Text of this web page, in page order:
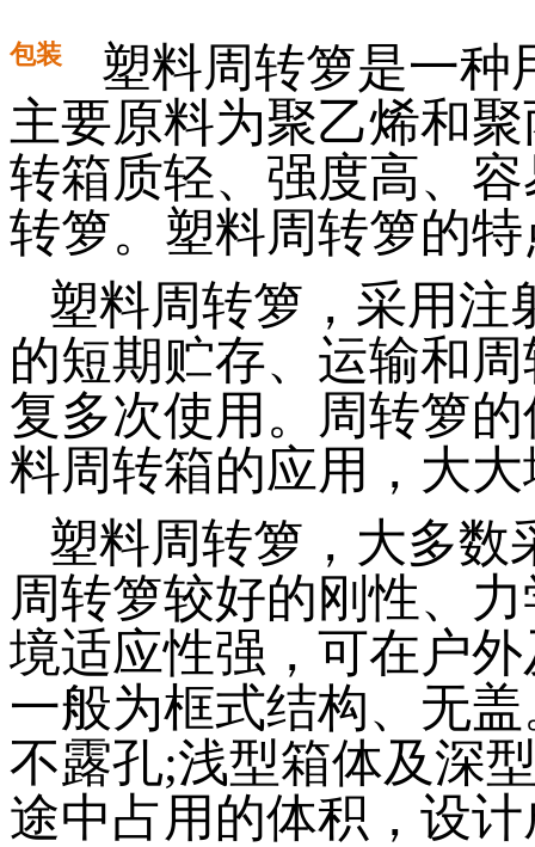
包装
塑料周转箩是一种
主要原料为聚乙烯和
转箱质轻、强度高、
转箩。塑料周转箩的
塑料周转箩，采用注
的短期贮存、运输和
复多次使用。周转箩
料周转箱的应用，大
塑料周转箩，大多数
周转箩较好的刚性、
境适应性强，可在户
一般为框式结构、无
不露孔;浅型箱体及深
途中占用的体积，设